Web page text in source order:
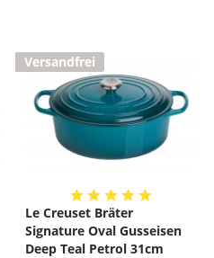
Versandfrei
Le Creuset Bräter
Signature Oval Gusseisen
Deep Teal Petrol 31cm